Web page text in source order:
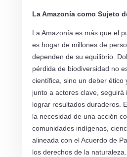
La Amazonía como Sujeto
La Amazonía es más que el
es hogar de millones de
dependen de su equilibrio.
pérdida de biodiversidad no
científica, sino un deber ético
junto a actores clave, seguirá
lograr resultados duraderos.
la necesidad de una acción
comunidades indígenas,
alineada con el Acuerdo de
los derechos de la naturaleza.